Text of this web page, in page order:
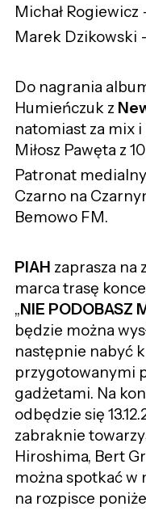
Michał Rogiewicz
Marek Dzikowski
Do nagrania
Humieńczuk z
natomiast za mix
Miłosz Pawęta z
Patronat
Czarno na
Bemowo FM.
PIAH zaprasza na
marca trasę
„NIE PODOBASZ
będzie można
następnie nabyć
przygotowanymi
gadżetami. Na
odbędzie się
zabraknie
Hiroshima, Bert
można spotkać w
na rozpisce